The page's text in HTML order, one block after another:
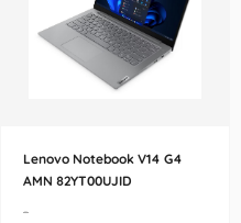
Lenovo Notebook V14 G4
AMN 82YT00UJID
-